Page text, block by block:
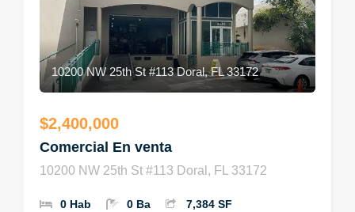
10200 NW 25th St #113 Doral, FL 33172
$2,400,000
Comercial En venta
10200 NW 25th St #113 Doral, FL 33172
0 Hab 0 Ba 7,384 SF